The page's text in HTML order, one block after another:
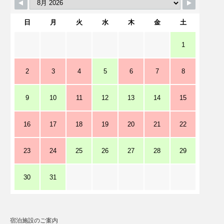
日 月 火 水 木 金 土
1
2 3 4 5 6 7 8
9 10 11 12 13 14 15
16 17 18 19 20 21 22
23 24 25 26 27 28 29
30 31
宿泊施設のご案内